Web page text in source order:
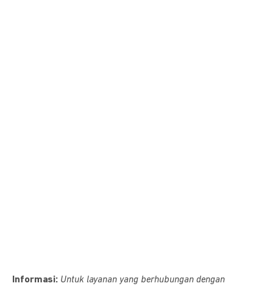
Informasi: Untuk layanan yang berhubungan dengan